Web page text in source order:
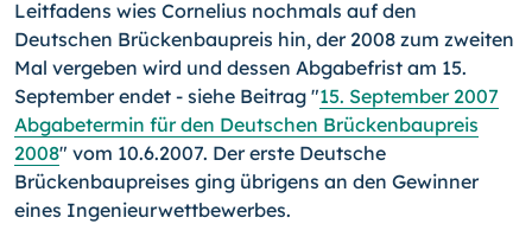
Leitfadens wies Cornelius nochmals auf den
Deutschen Brückenbaupreis hin, der 2008 zum zweiten
Mal vergeben wird und dessen Abgabefrist am 15.
September endet - siehe Beitrag "15. September 2007
Abgabetermin für den Deutschen Brückenbaupreis
2008" vom 10.6.2007. Der erste Deutsche
Brückenbaupreises ging übrigens an den Gewinner
eines Ingenieurwettbewerbes.